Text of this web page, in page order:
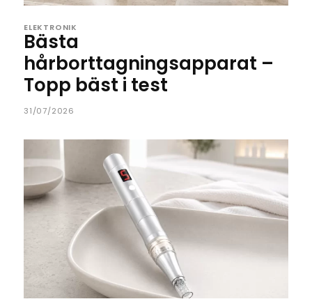
ELEKTRONIK
Bästa
hårborttagningsapparat –
Topp bäst i test
31/07/2026